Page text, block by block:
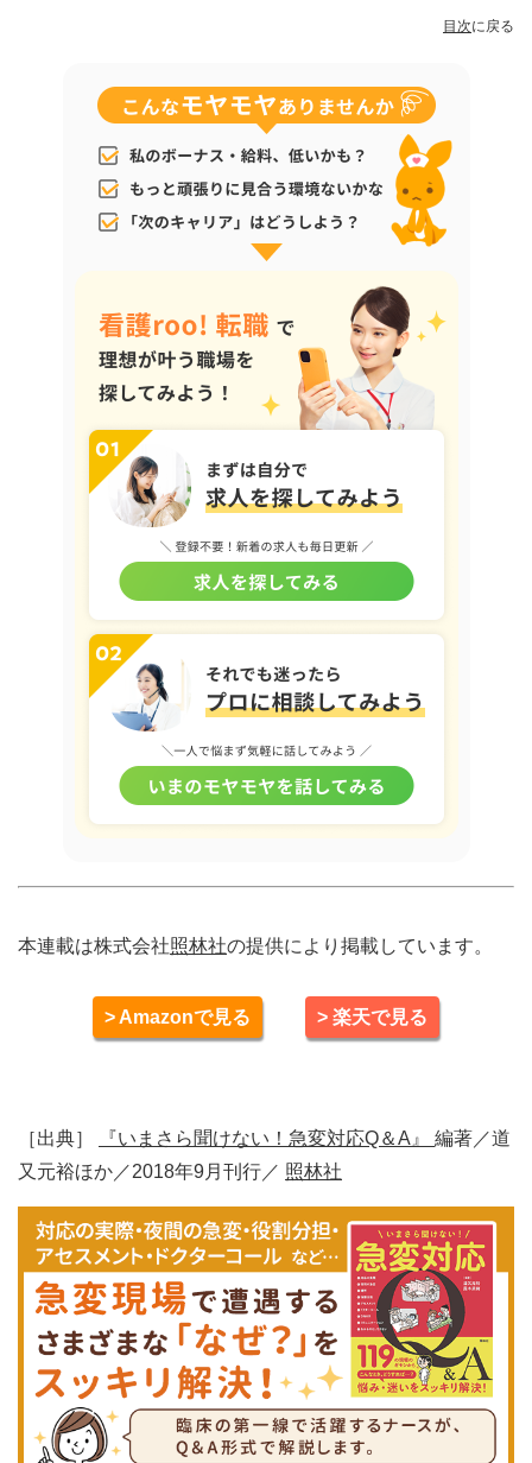
目次に戻る
本連載は株式会社照林社の提供により掲載しています。
> Amazonで見る > 楽天で見る
［出典］ 『いまさら聞けない！急変対応Q＆A』 編著／道
又元裕ほか／2018年9月刊行／ 照林社